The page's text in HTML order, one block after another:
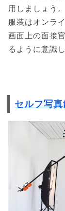
用しましょう。
服装はオンラ
画面上の面接
るように意識
セルフ写真